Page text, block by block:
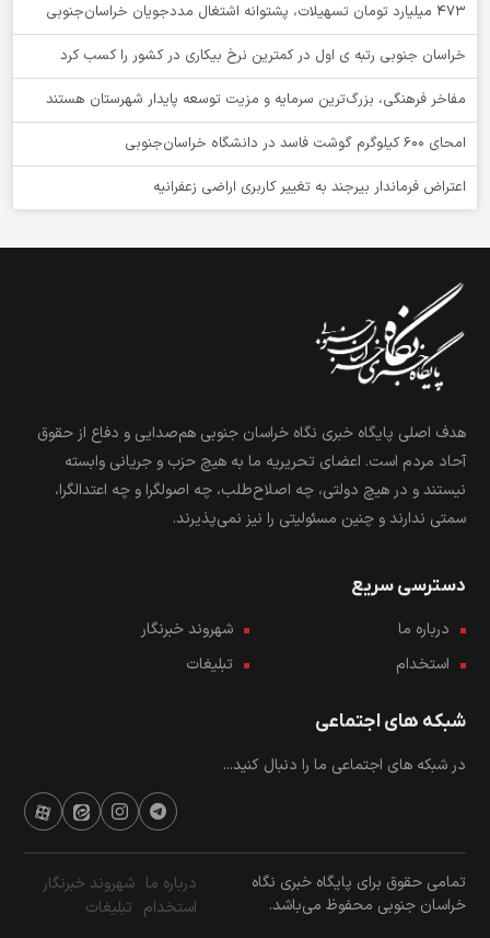
۴۷۳ میلیارد تومان تسهیلات، پشتوانه اشتغال مددجویان خراسان‌جنوبی
خراسان جنوبی رتبه ی اول در کمترین نرخ بیکاری در کشور را کسب کرد
مفاخر فرهنگی، بزرگ‌ترین سرمایه و مزیت توسعه پایدار شهرستان هستند
امحای ۶۰۰ کیلوگرم گوشت فاسد در دانشگاه خراسان‌جنوبی
اعتراض فرماندار بیرجند به تغییر کاربری اراضی زعفرانیه
هدف اصلی پایگاه خبری نگاه خراسان جنوبی هم‌صدایی و دفاع از حقوق
آحاد مردم است. اعضای تحریریه ما به هیچ حزب و جریانی وابسته
نیستند و در هیچ دولتی، چه اصلاح‌طلب، چه اصولگرا و چه اعتدالگرا،
سمتی ندارند و چنین مسئولیتی را نیز نمی‌پذیرند.
دسترسی سریع
درباره ما
شهروند خبرنگار
استخدام
تبلیغات
شبکه های اجتماعی
در شبکه های اجتماعی ما را دنبال کنید...
تمامی حقوق برای پایگاه خبری نگاه
خراسان جنوبی محفوظ می‌باشد.
درباره ما شهروند خبرنگار
استخدام تبلیغات